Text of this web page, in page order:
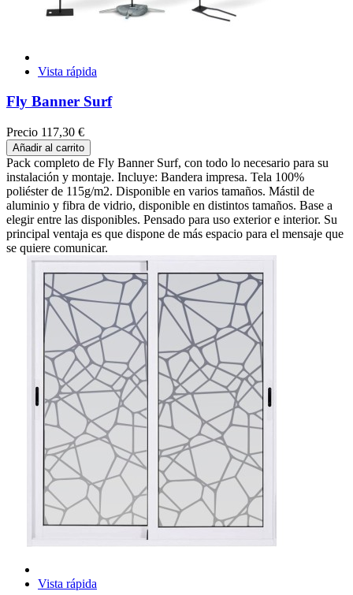
Vista rápida
Fly Banner Surf
Precio 117,30 €
Añadir al carrito
Pack completo de Fly Banner Surf, con todo lo necesario para su
instalación y montaje. Incluye: Bandera impresa. Tela 100%
poliéster de 115g/m2. Disponible en varios tamaños. Mástil de
aluminio y fibra de vidrio, disponible en distintos tamaños. Base a
elegir entre las disponibles. Pensado para uso exterior e interior. Su
principal ventaja es que dispone de más espacio para el mensaje que
se quiere comunicar.
Vista rápida